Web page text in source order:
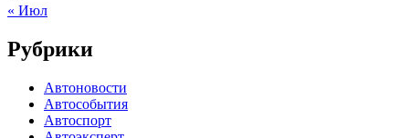
« Июл
Рубрики
Автоновости
Автособытия
Автоспорт